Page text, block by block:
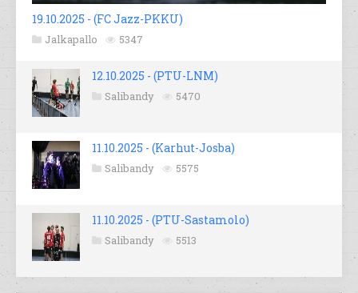
19.10.2025 - (FC Jazz-PKKU)
Jalkapallo 5347
12.10.2025 - (PTU-LNM)
Salibandy 5470
11.10.2025 - (Karhut-Josba)
Salibandy 5575
11.10.2025 - (PTU-Sastamolo)
Salibandy 5513